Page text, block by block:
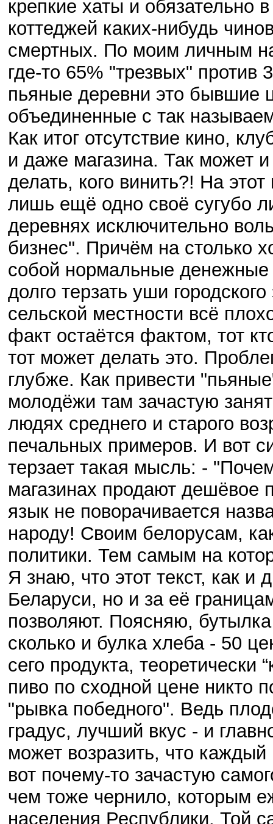
крепкие хаты и обязательно
коттеджей каких-нибудь
смертных. По моим личным
где-то 65% "трезвых"
пьяные деревни это бывшие
объединенные с так
Как итог отсутствие кино,
и даже магазина. Так может
делать, кого винить?! На
лишь ещё одно своё сугубо
деревнях исключительно
бизнес". Причём на столько
собой нормальные
долго терзать уши
сельской местности всё
факт остаётся фактом, тот
тот может делать это.
глубже. Как привести
молодёжи там зачастую
людях среднего и старого
печальных примеров. И вот
терзает такая мысль: -
магазинах продают дешёвое
язык не поворачивается
народу! Своим белорусам,
политики. Тем самым на
Я знаю, что этот текст, как и
Беларуси, но и за её
позволяют. Поясняю,
сколько и булка хлеба - 50
сего продукта, теоретически
пиво по сходной цене никто
"рывка победного". Ведь
градус, лучший вкус - и
может возразить, что
вот почему-то зачастую
чем тоже чернило, которым
населения Республики. Той